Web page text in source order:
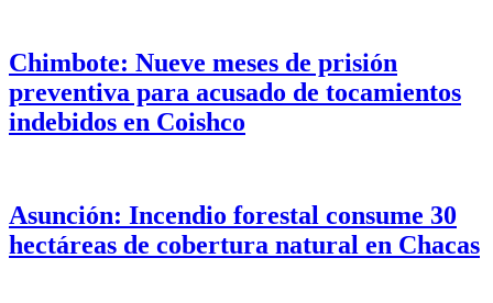
Chimbote: Nueve meses de prisión
preventiva para acusado de tocamientos
indebidos en Coishco
Asunción: Incendio forestal consume 30
hectáreas de cobertura natural en Chacas